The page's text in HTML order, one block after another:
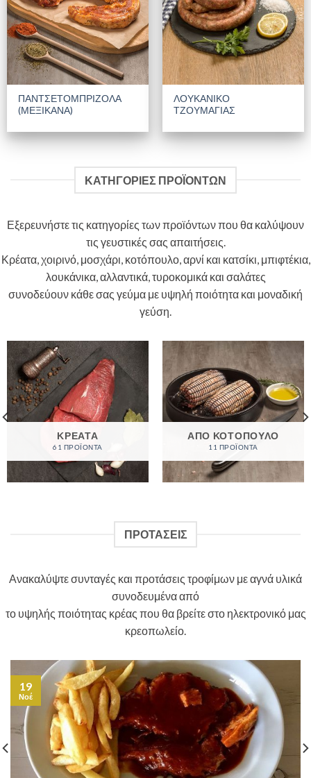
ΠΑΝΤΣΕΤΟΜΠΡΙΖΟΛΑ
(ΜΕΞΙΚΑΝΑ)
ΛΟΥΚΑΝΙΚΟ
ΤΖΟΥΜΑΓΙΑΣ
ΚΑΤΗΓΟΡΙΕΣ ΠΡΟΪΟΝΤΩΝ
Εξερευνήστε τις κατηγορίες των προϊόντων που θα καλύψουν
τις γευστικές σας απαιτήσεις.
Κρέατα, χοιρινό, μοσχάρι, κοτόπουλο, αρνί και κατσίκι, μπιφτέκια,
λουκάνικα, αλλαντικά, τυροκομικά και σαλάτες
συνοδεύουν κάθε σας γεύμα με υψηλή ποιότητα και μοναδική
γεύση.
ΚΡΕΑΤΑ
61 ΠΡΟΪΌΝΤΑ
ΑΠΟ ΚΟΤΟΠΟΥΛΟ
11 ΠΡΟΪΌΝΤΑ
ΠΡΟΤΑΣΕΙΣ
Ανακαλύψτε συνταγές και προτάσεις τροφίμων με αγνά υλικά
συνοδευμένα από
το υψηλής ποιότητας κρέας που θα βρείτε στο ηλεκτρονικό μας
κρεοπωλείο.
19
Νοέ